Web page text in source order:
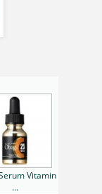
Vitamin
...